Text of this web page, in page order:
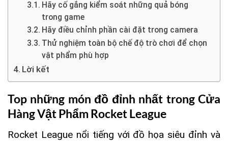
Hãy cố gắng kiểm soát những quả bóng
trong game
Hãy điều chỉnh phần cài đặt trong camera
Thử nghiệm toàn bộ chế độ trò chơi để chọn
vật phẩm phù hợp
Lời kết
Top những món đồ đỉnh nhất trong Cửa
Hàng Vật Phẩm Rocket League
Rocket League nổi tiếng với đồ họa siêu đỉnh và